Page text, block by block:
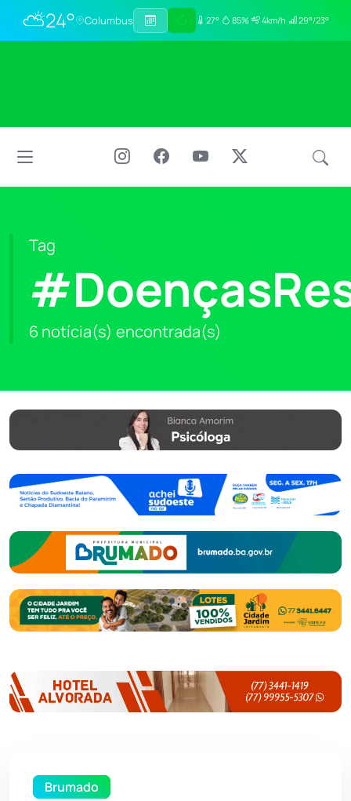
⛅24° Columbus 27° 85% 4km/h 29°/23°
Tag
6 notícia(s) encontrada(s)
Brumado